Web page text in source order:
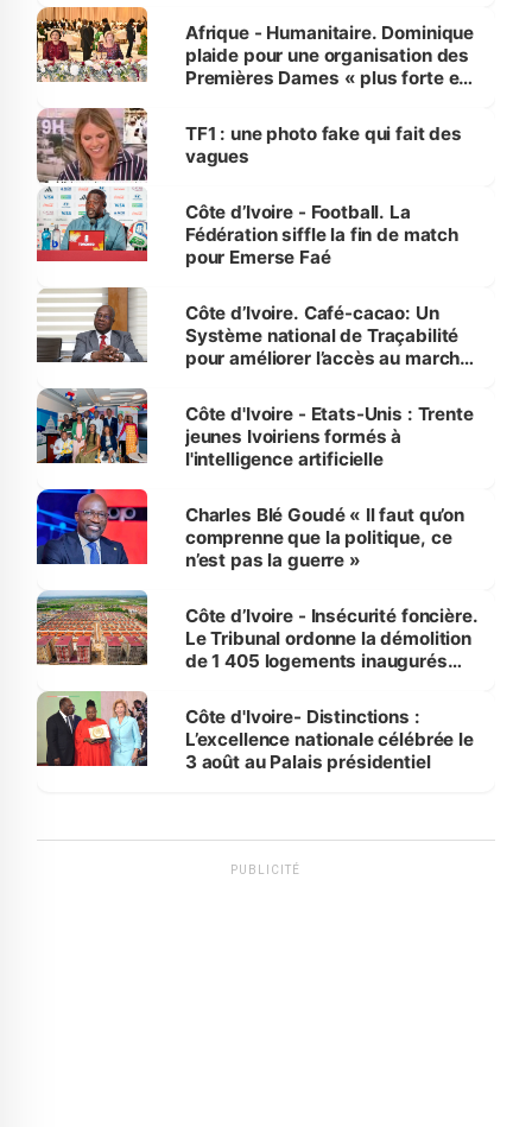
Afrique - Humanitaire. Dominique
plaide pour une organisation des
Premières Dames « plus forte et
sur la scène internationale »
TF1 : une photo fake qui fait des
vagues
Côte d’Ivoire - Football. La
Fédération siffle la fin de match
pour Emerse Faé
Côte d’Ivoire. Café-cacao: Un
Système national de Traçabilité
pour améliorer l’accès au marché
Côte d'Ivoire - Etats-Unis : Trente
jeunes Ivoiriens formés à
l'intelligence artificielle
Charles Blé Goudé « Il faut qu’on
comprenne que la politique, ce
n’est pas la guerre »
Côte d’Ivoire - Insécurité foncière.
Le Tribunal ordonne la démolition
de 1 405 logements inaugurés
Bassam
Côte d'Ivoire- Distinctions :
L’excellence nationale célébrée le
3 août au Palais présidentiel
PUBLICITÉ